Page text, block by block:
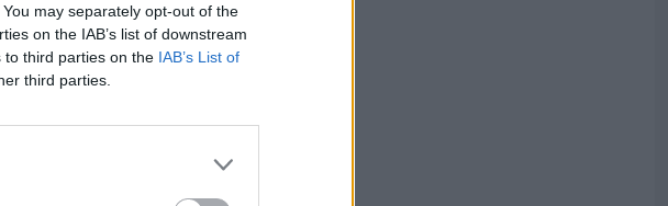
may separately opt-out of the
on the IAB’s list of downstream
to third parties on the IAB’s List of
third parties.